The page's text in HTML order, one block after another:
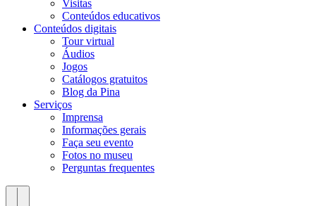
Visitas
Conteúdos educativos​
Conteúdos digitais
Tour virtual
Áudios
Jogos
Catálogos gratuitos
Blog da Pina
Serviços
Imprensa
Informações gerais
Faça seu evento
Fotos no museu
Perguntas frequentes